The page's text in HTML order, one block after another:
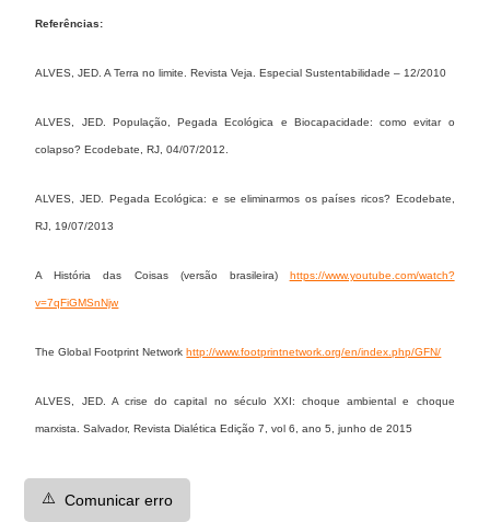
Referências:
ALVES, JED. A Terra no limite. Revista Veja. Especial Sustentabilidade – 12/2010
ALVES, JED. População, Pegada Ecológica e Biocapacidade: como evitar o
colapso? Ecodebate, RJ, 04/07/2012.
ALVES, JED. Pegada Ecológica: e se eliminarmos os países ricos? Ecodebate,
RJ, 19/07/2013
A História das Coisas (versão brasileira) https://www.youtube.com/watch?
v=7qFiGMSnNjw
The Global Footprint Networkhttp://www.footprintnetwork.org/en/index.php/GFN/
ALVES, JED. A crise do capital no século XXI: choque ambiental e choque
marxista. Salvador, Revista Dialética Edição 7, vol 6, ano 5, junho de 2015
⚠️ Comunicar erro